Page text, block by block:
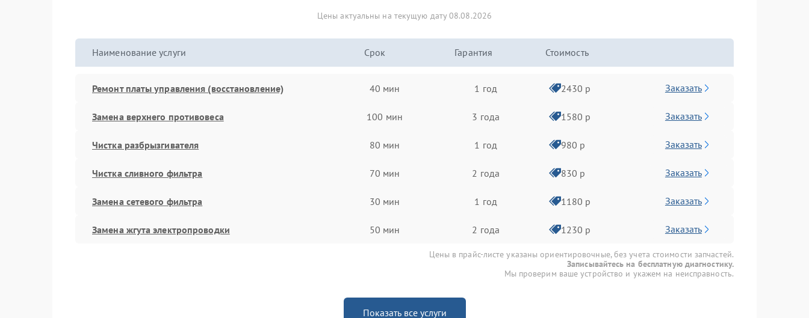
Цены актуальны на текущую дату 08.08.2026
Наименование услуги Срок Гарантия Стоимость
Ремонт платы управления (восстановление) 40 мин 1 год 2430 р Заказать
Замена верхнего противовеса 100 мин 3 года 1580 р Заказать
Чистка разбрызгивателя 80 мин 1 год 980 р Заказать
Чистка сливного фильтра 70 мин 2 года 830 р Заказать
Замена сетевого фильтра 30 мин 1 год 1180 р Заказать
Замена жгута электропроводки 50 мин 2 года 1230 р Заказать
Цены в прайс-листе указаны ориентировочные, без учета стоимости запчастей.
Записывайтесь на бесплатную диагностику.
Мы проверим ваше устройство и укажем на неисправность.
Показать все услуги